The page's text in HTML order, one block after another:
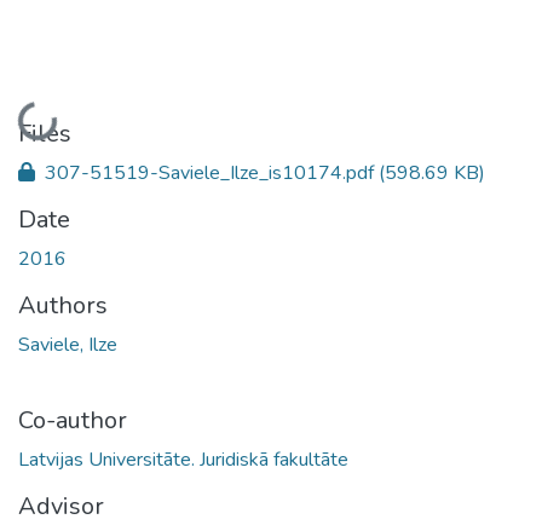
Loading...
Files
307-51519-Saviele_Ilze_is10174.pdf(598.69 KB)
Date
2016
Authors
Saviele, Ilze
Co-author
Latvijas Universitāte. Juridiskā fakultāte
Advisor